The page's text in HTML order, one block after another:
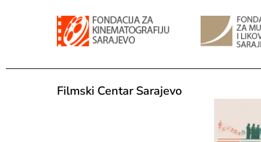
Filmski Centar Sarajevo